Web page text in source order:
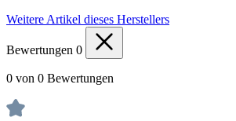
Weitere Artikel dieses Herstellers
Bewertungen 0
0 von 0 Bewertungen